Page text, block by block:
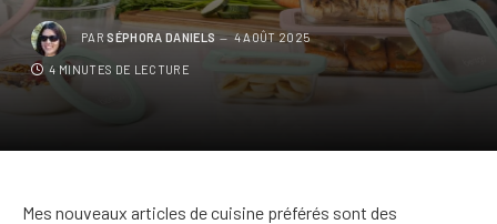
PAR SÉPHORA DANIELS 4 AOÛT 2025
4 MINUTES DE LECTURE
Mes nouveaux articles de cuisine préférés sont des